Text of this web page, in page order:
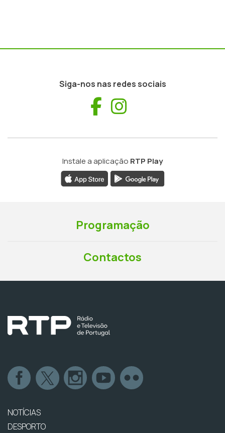
Siga-nos nas redes sociais
Facebook
Instale a aplicação RTP Play
Programação
Contactos
NOTÍCIAS
DESPORTO